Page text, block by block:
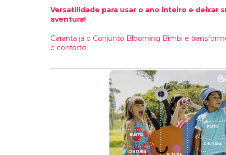
Versatilidade para usar o ano inteiro e deixar
aventura!
Garanta já o Conjunto Blooming Bimbi e
e conforto!